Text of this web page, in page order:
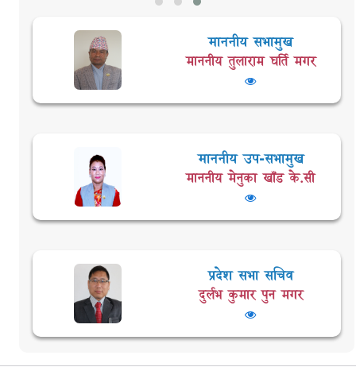
माननीय सभामुख
माननीय तुलाराम घर्ति मगर
माननीय उप-सभामुख
माननीय मेनुका खाँड के.सी
प्रदेश सभा सचिव
दुर्लभ कुमार पुन मगर